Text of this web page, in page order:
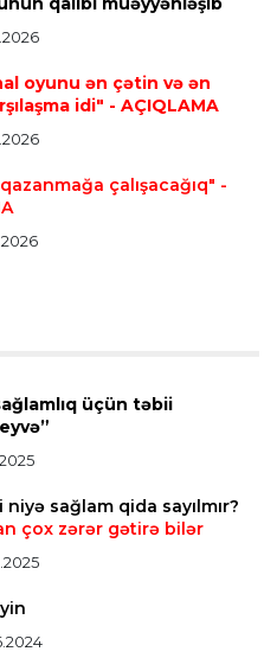
oğlu ilə yollarını
qapıçını transfer
ayırdı
oyunu ən çətin və ən
idi" - AÇIQLAMA
çalışacağıq" -
üçün təbii
sağlam qida sayılmır?
çox zərər gətirə bilər